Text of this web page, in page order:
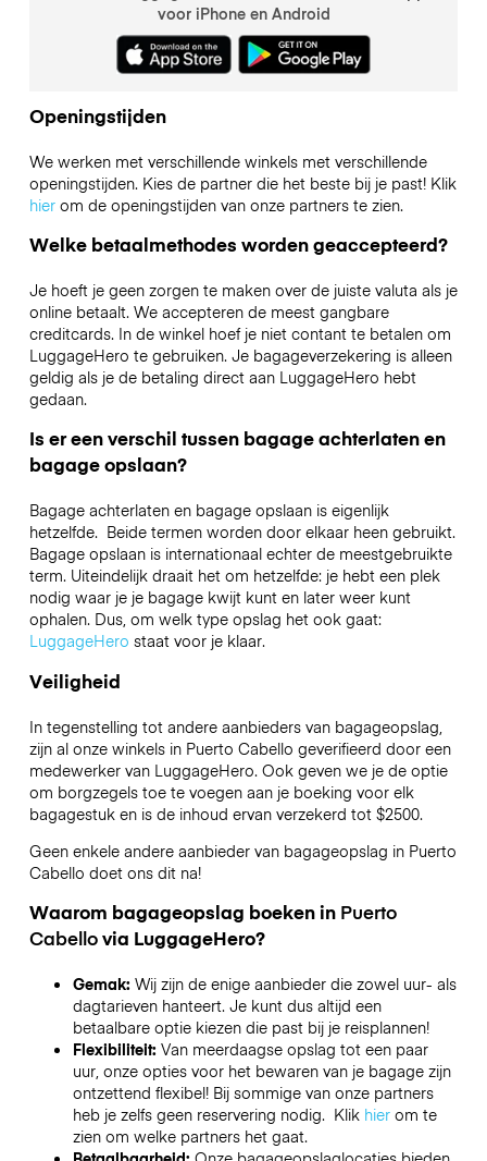
voor iPhone en Android
Openingstijden
We werken met verschillende winkels met verschillende
openingstijden. Kies de partner die het beste bij je past! Klik
hierom de openingstijden van onze partners te zien.
Welke betaalmethodes worden geaccepteerd?
Je hoeft je geen zorgen te maken over de juiste valuta als je
online betaalt. We accepteren de meest gangbare
creditcards. In de winkel hoef je niet contant te betalen om
LuggageHero te gebruiken. Je bagageverzekering is alleen
geldig als je de betaling direct aan LuggageHero hebt
gedaan.
Is er een verschil tussen bagage achterlaten en
bagage opslaan?
Bagage achterlaten en bagage opslaan is eigenlijk
hetzelfde. Beide termen worden door elkaar heen gebruikt.
Bagage opslaan is internationaal echter de meestgebruikte
term. Uiteindelijk draait het om hetzelfde: je hebt een plek
nodig waar je je bagage kwijt kunt en later weer kunt
ophalen. Dus, om welk type opslag het ook gaat:
LuggageHero staat voor je klaar.
Veiligheid
In tegenstelling tot andere aanbieders van bagageopslag,
zijn al onze winkels in Puerto Cabello geverifieerd door een
medewerker van LuggageHero. Ook geven we je de optie
om borgzegels toe te voegen aan je boeking voor elk
bagagestuk en is de inhoud ervan verzekerd tot $2500.
Geen enkele andere aanbieder van bagageopslag in Puerto
Cabello doet ons dit na!
Waarom bagageopslag boeken in Puerto
Cabellovia LuggageHero?
Gemak: Wij zijn de enige aanbieder die zowel uur- als
dagtarieven hanteert. Je kunt dus altijd een
betaalbare optie kiezen die past bij je reisplannen!
Flexibiliteit: Van meerdaagse opslag tot een paar
uur, onze opties voor het bewaren van je bagage zijn
ontzettend flexibel! Bij sommige van onze partners
heb je zelfs geen reservering nodig. Klik hierom te
zien om welke partners het gaat.